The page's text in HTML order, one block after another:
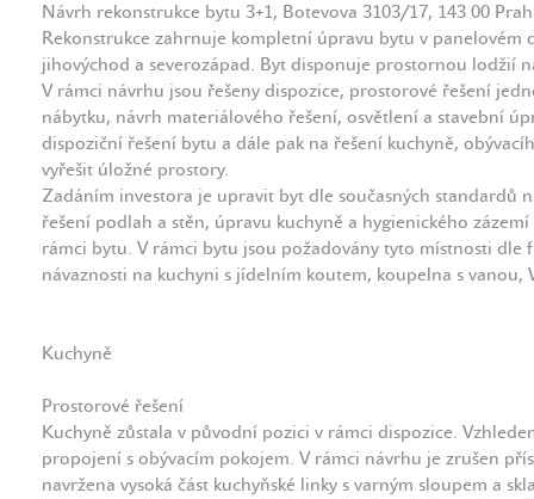
Návrh rekonstrukce bytu 3+1, Botevova 3103/17, 143 00
Rekonstrukce zahrnuje kompletní úpravu bytu v
jihovýchod a severozápad. Byt disponuje prostornou lodžií
V rámci návrhu jsou řešeny dispozice, prostorové řešení
nábytku, návrh materiálového řešení, osvětlení a stavební
dispoziční řešení bytu a dále pak na řešení kuchyně,
vyřešit úložné prostory.
Zadáním investora je upravit byt dle současných standardů
řešení podlah a stěn, úpravu kuchyně a hygienického
rámci bytu. V rámci bytu jsou požadovány tyto místnosti
návaznosti na kuchyni s jídelním koutem, koupelna s
Kuchyně
Prostorové řešení
Kuchyně zůstala v původní pozici v rámci dispozice.
propojení s obývacím pokojem. V rámci návrhu je zrušen
navržena vysoká část kuchyňské linky s varným sloupem a